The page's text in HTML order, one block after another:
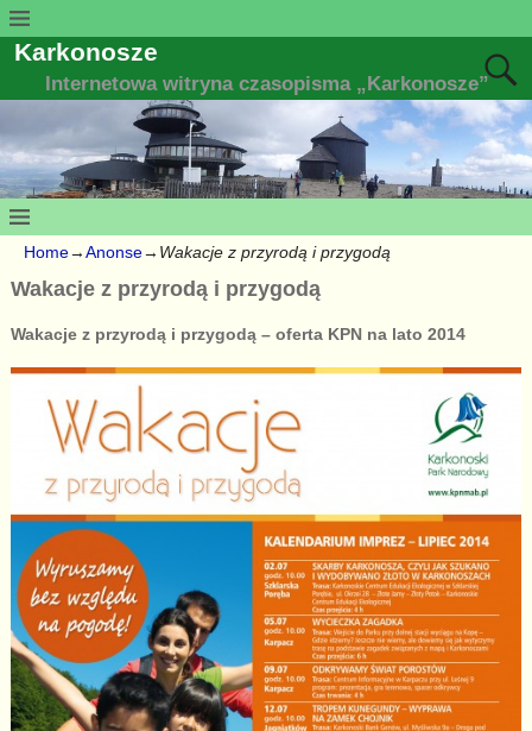
Karkonosze
Internetowa witryna czasopisma „Karkonosze”
Home→Anonse→ Wakacje z przyrodą i przygodą
Wakacje z przyrodą i przygodą
Wakacje z przyrodą i przygodą – oferta KPN na lato 2014